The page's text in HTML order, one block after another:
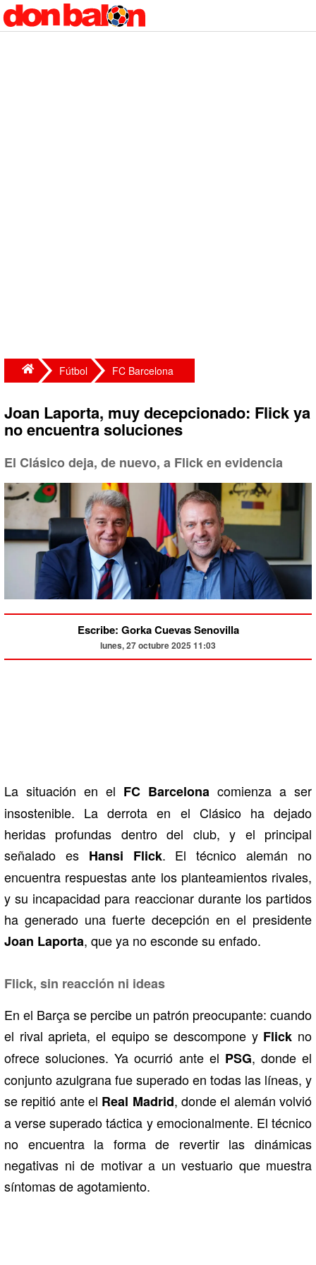
Fútbol FC Barcelona
Joan Laporta, muy decepcionado: Flick ya
no encuentra soluciones
El Clásico deja, de nuevo, a Flick en evidencia
Escribe: Gorka Cuevas Senovilla
lunes, 27 octubre 2025 11:03
La situación en el FC Barcelona comienza a ser
insostenible. La derrota en el Clásico ha dejado
heridas profundas dentro del club, y el principal
señalado es Hansi Flick. El técnico alemán no
encuentra respuestas ante los planteamientos rivales,
y su incapacidad para reaccionar durante los partidos
ha generado una fuerte decepción en el presidente
Joan Laporta, que ya no esconde su enfado.
Flick, sin reacción ni ideas
En el Barça se percibe un patrón preocupante: cuando
el rival aprieta, el equipo se descompone y Flick no
ofrece soluciones. Ya ocurrió ante el PSG, donde el
conjunto azulgrana fue superado en todas las líneas, y
se repitió ante el Real Madrid, donde el alemán volvió
a verse superado táctica y emocionalmente. El técnico
no encuentra la forma de revertir las dinámicas
negativas ni de motivar a un vestuario que muestra
síntomas de agotamiento.